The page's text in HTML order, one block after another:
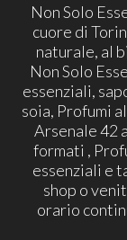
Non Solo
cuore di
naturale, al
Non Solo
essenziali,
soia, Profumi
Arsenale 42
formati ,
essenziali e
shop o
orario